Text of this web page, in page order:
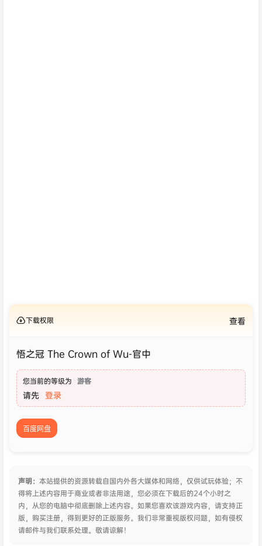
下载权限 查看
悟之冠 The Crown of Wu-官中
您当前的等级为 游客
请先 登录
百度网盘
声明： 本站提供的资源转载自国内外各大媒体和网络，仅供试玩体验；不
得将上述内容用于商业或者非法用途，您必须在下载后的24个小时之
内，从您的电脑中彻底删除上述内容。如果您喜欢该游戏内容，请支持正
版，购买注册，得到更好的正版服务。我们非常重视版权问题，如有侵权
请邮件与我们联系处理。敬请谅解！